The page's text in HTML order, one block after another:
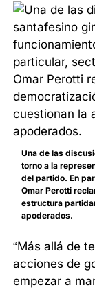
Una de las
torno a la
del partido. En
Omar Perotti
estructura
apoderados.
“Más allá de
acciones de
empezar a